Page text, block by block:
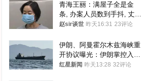
青海王丽：满屋子全是金
条, 办案人员数到手抖, 丈夫
受不了提前离场
赵sir谈世 昨天16:31 23评论
伊朗、阿曼霍尔木兹海峡重
开协议曝光：伊朗掌控入湾
航道，与阿曼平分“服务费”
红星新闻 昨天13:28 32评论